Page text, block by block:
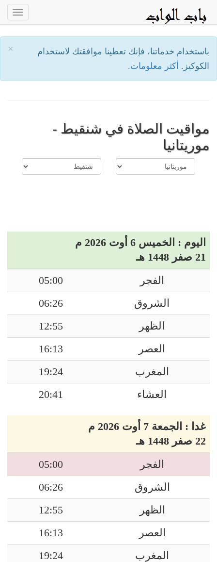
×
باستخدام خدماتنا، فإنك تعطينا موافقتك لاستخدام
الكوكيز. أكثر معلومات.
مواقيت الصلاة في شنقيط -
موريتانيا
اليوم : الخميس 6 أوت 2026 م
21 صفر 1448 هـ
الفجر
05:00
الشروق
06:26
الظهر
12:55
العصر
16:13
المغرب
19:24
العشاء
20:41
غدا : الجمعة 7 أوت 2026 م
22 صفر 1448 هـ
الفجر
05:00
الشروق
06:26
الظهر
12:55
العصر
16:13
المغرب
19:24